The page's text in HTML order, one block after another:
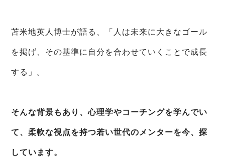
苫米地英人博士が語る、「人は未来に大きなゴール
を掲げ、その基準に自分を合わせていくことで成長
する」。
そんな背景もあり、心理学やコーチングを学んでい
て、柔軟な視点を持つ若い世代のメンターを今、探
しています。